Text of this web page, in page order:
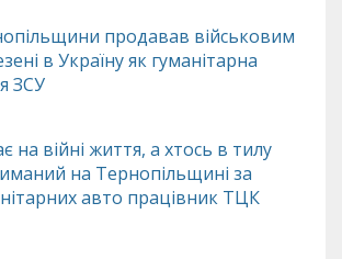
продавав військовим
в Україну як гуманітарна
ЗСУ
на війні життя, а хтось в тилу
на Тернопільщині за
авто працівник ТЦК